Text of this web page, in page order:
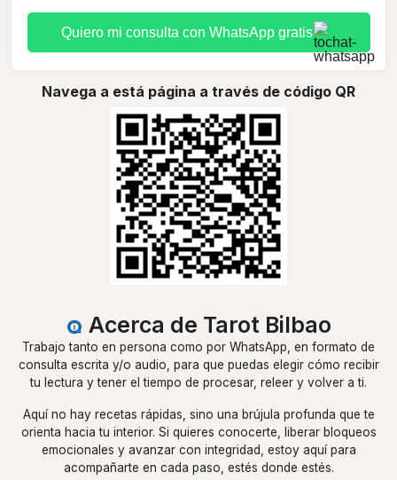
Quiero mi consulta con WhatsApp gratis
Navega a está página a través de código QR
Acerca de Tarot Bilbao
Trabajo tanto en persona como por WhatsApp, en formato de
consulta escrita y/o audio, para que puedas elegir cómo recibir
tu lectura y tener el tiempo de procesar, releer y volver a ti.
Aquí no hay recetas rápidas, sino una brújula profunda que te
orienta hacia tu interior. Si quieres conocerte, liberar bloqueos
emocionales y avanzar con integridad, estoy aquí para
acompañarte en cada paso, estés donde estés.